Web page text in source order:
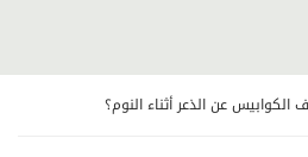
الكوابيس عن الذعر أثناء النوم؟